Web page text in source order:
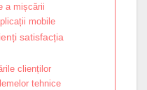
a mișcării
mobile
satisfacția
clienților
tehnice